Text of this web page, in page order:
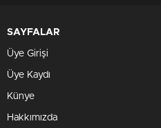
SAYFALAR
Üye Girişi
Üye Kaydı
Künye
Hakkımızda